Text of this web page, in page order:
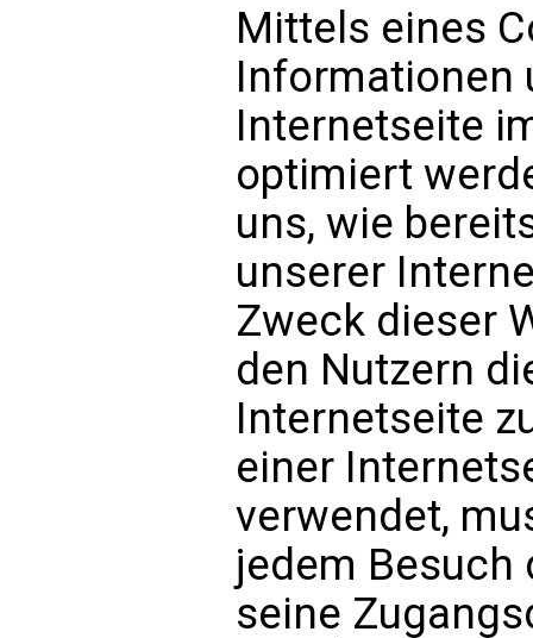
Mittels eines
Informationen
Internetseite
optimiert
uns, wie
unserer
Zweck dieser
den Nutzern
Internetseite
einer
verwendet,
jedem
seine